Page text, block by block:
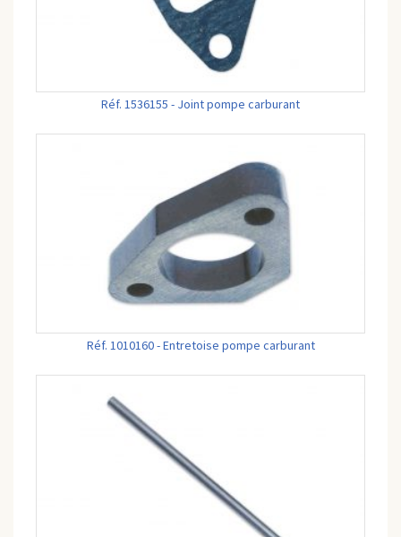
Réf. 1536155 - Joint pompe carburant
Réf. 1010160 - Entretoise pompe carburant